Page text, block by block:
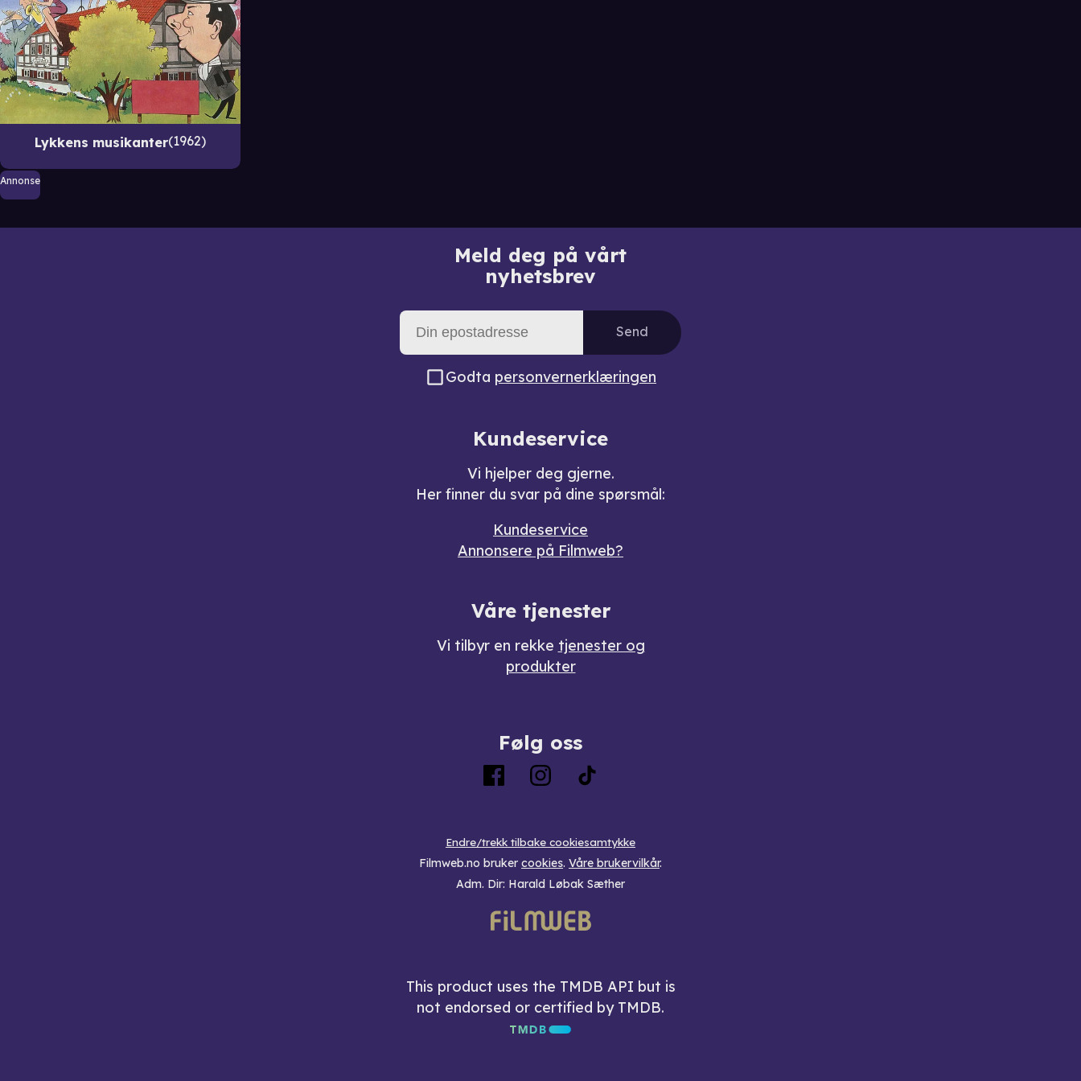
Lykkens musikanter 1962
Annonse
Meld deg på vårt
nyhetsbrev
Send
Godta personvernerklæringen
Kundeservice
Vi hjelper deg gjerne.
Her finner du svar på dine spørsmål:
Kundeservice
Annonsere på Filmweb?
Våre tjenester
Vi tilbyr en rekke tjenester og
produkter
Følg oss
Endre/trekk tilbake cookiesamtykke
Filmweb.no bruker cookies. Våre brukervilkår.
Adm. Dir: Harald Løbak Sæther
This product uses the TMDB API but is
not endorsed or certified by TMDB.